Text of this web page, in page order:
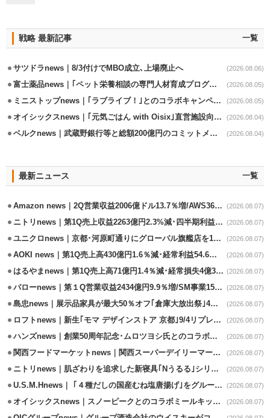
戦略 最新記事 一覧
サツドラnews｜8/3付けでMBO成立､上場廃止へ (2026.08.06)
富士薬品news｜｢ペット栄養相談の専門人材育成プログラム｣7月から開始 (2026.08.05)
ミニストップnews｜｢ラブライブ！｣とのコラボキャンペーン8/5から開催 (2026.08.05)
オイシックスnews｜｢元気ごはん with Oisix｣直営施設向けサービスを開始 (2026.08.04)
ベルクnews｜武蔵野銀行等と総額200億円のコミットメント契約 (2026.08.04)
最新ニュース 一覧
Amazon news｜2Q営業収益2006億ドル13.7％増/AWS36.8％％増が貢献 (2026.08.07)
ニトリnews｜第1Q売上収益2263億円2.3%減･四半期利益1.4％減 (2026.08.07)
ユニクロnews｜京都･河原町通りにグローバル旗艦店を11/6開設 (2026.08.07)
AOKI news｜第1Q売上高430億円1.6％減･経常利益54.6％減 (2026.08.07)
はるやまnews｜第1Q売上高71億円1.4％減･経常損失4億3800万円 (2026.08.07)
バローnews｜第１Q営業収益2434億円9.9％増/SM事業15.5％増と絶好調 (2026.08.07)
島忠news｜展示品家具が最大50％オフ｢倉庫大放出祭｣4店舗限定で開催 (2026.08.07)
ロフトnews｜新生｢モマ デザインストア 京都｣9/4リプレイスオープン (2026.08.07)
ハンズnews｜創業50周年記念･ムロツヨシ氏とのコラボ企画｢ムロハンズ｣開催 (2026.08.07)
関西フードマーケットnews｜関西スーパーデイリーマート蒲生店8/7改装 (2026.08.07)
ニトリnews｜肌ざわりを追求した新寝具｢Nうるる｣シリーズを発売 (2026.08.07)
U.S.M.Hnews｜ ｢４種だしの国産むね塩唐揚げ｣をグループ610店で共同販促 (2026.08.07)
オイシックスnews｜スノーピークとのコラボミールキット8/13発売 (2026.08.07)